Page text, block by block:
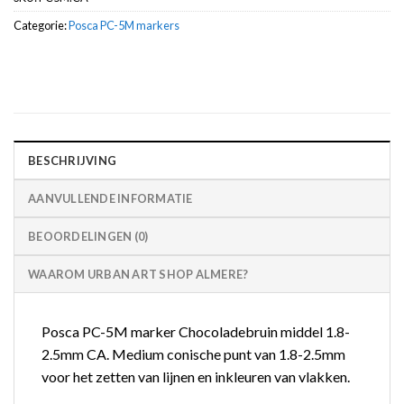
Categorie:Posca PC-5M markers
BESCHRIJVING
AANVULLENDE INFORMATIE
BEOORDELINGEN (0)
WAAROM URBAN ART SHOP ALMERE?
Posca PC-5M marker Chocoladebruin middel 1.8-
2.5mm CA. Medium conische punt van 1.8-2.5mm
voor het zetten van lijnen en inkleuren van vlakken.